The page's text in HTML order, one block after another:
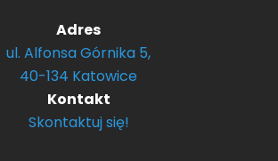
Adres
ul. Alfonsa Górnika 5,
40-134 Katowice
Kontakt
Skontaktuj się!